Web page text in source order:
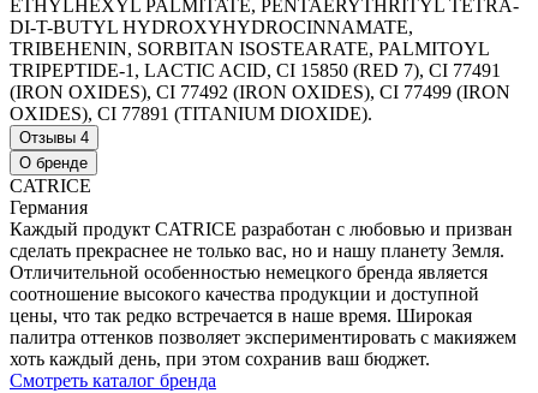
ETHYLHEXYL PALMITATE, PENTAERYTHRITYL TETRA-
DI-T-BUTYL HYDROXYHYDROCINNAMATE,
TRIBEHENIN, SORBITAN ISOSTEARATE, PALMITOYL
TRIPEPTIDE-1, LACTIC ACID, CI 15850 (RED 7), CI 77491
(IRON OXIDES), CI 77492 (IRON OXIDES), CI 77499 (IRON
OXIDES), CI 77891 (TITANIUM DIOXIDE).
Отзывы 4
О бренде
CATRICE
Германия
Каждый продукт CATRICE разработан с любовью и призван
сделать прекраснее не только вас, но и нашу планету Земля.
Отличительной особенностью немецкого бренда является
соотношение высокого качества продукции и доступной
цены, что так редко встречается в наше время. Широкая
палитра оттенков позволяет экспериментировать с макияжем
хоть каждый день, при этом сохранив ваш бюджет.
Смотреть каталог бренда